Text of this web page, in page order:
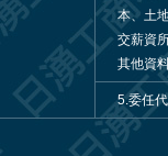
本、土
交薪資
其他資
5.委任